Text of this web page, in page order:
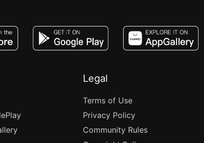
Legal
Terms of Use
Privacy Policy
Community Rules